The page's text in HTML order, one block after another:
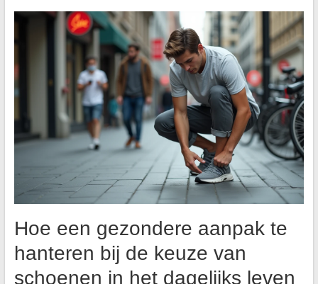
Hoe een gezondere aanpak te
hanteren bij de keuze van
schoenen in het dagelijks leven